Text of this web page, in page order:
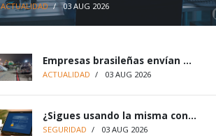
ACTUALIDAD / 03 AUG 2026
Empresas brasileñas envían ...
ACTUALIDAD / 03 AUG 2026
¿Sigues usando la misma con...
SEGURIDAD / 03 AUG 2026